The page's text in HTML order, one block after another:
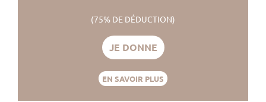
(75% DE DÉDUCTION)
JE DONNE
EN SAVOIR PLUS